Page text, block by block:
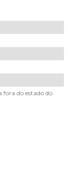
fora do estado do